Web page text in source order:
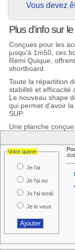
Vous devez
Plus d'info sur
Conçues pour les
jusqu'à 1m50, ces
Rémi Quique,
shortboard.
Toute la répartition
stabilité et efficacité
Le nouveau shape
qui permet d'avoir
SUP.
Une planche
Votre quiver
Je l'ai
Je l'ai eu
Je l'ai testé
Je le veux